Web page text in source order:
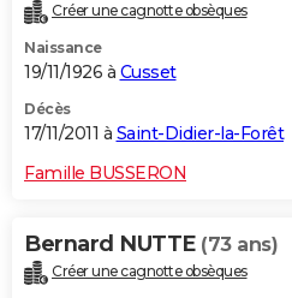
Créer une cagnotte obsèques
Naissance
19/11/1926 à Cusset
Décès
17/11/2011 à Saint-Didier-la-Forêt
Famille BUSSERON
Bernard NUTTE (73 ans)
Créer une cagnotte obsèques